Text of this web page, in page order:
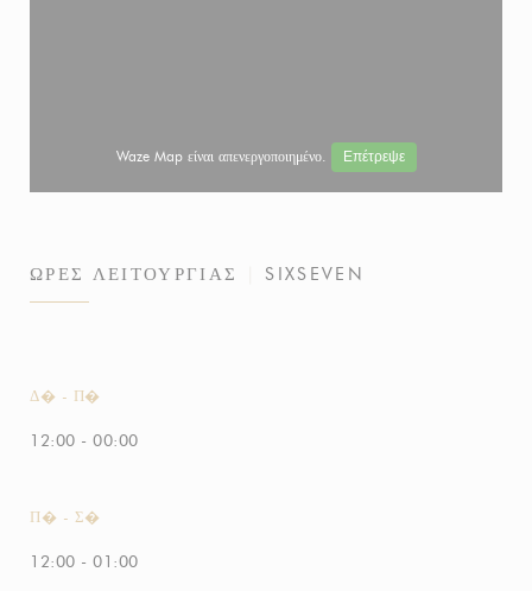
Waze Map είναι απενεργοποιημένο. Επέτρεψε
ΏΡΕΣ ΛΕΙΤΟΥΡΓΊΑΣ SIXSEVEN
Δ� - Π�
12:00 - 00:00
Π� - Σ�
12:00 - 01:00